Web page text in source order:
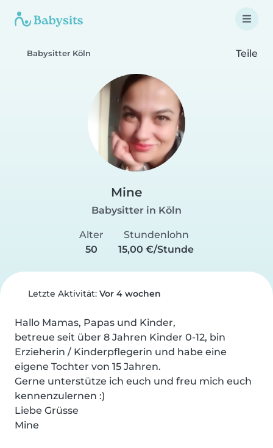
Babysitter Köln Teile
Mine
Babysitter in Köln
Alter
50
Stundenlohn
15,00 €/Stunde
Letzte Aktivität: Vor 4 wochen
Hallo Mamas, Papas und Kinder,
betreue seit über 8 Jahren Kinder 0-12, bin
Erzieherin / Kinderpflegerin und habe eine
eigene Tochter von 15 Jahren.
Gerne unterstütze ich euch und freu mich euch
kennenzulernen :)
Liebe Grüsse
Mine